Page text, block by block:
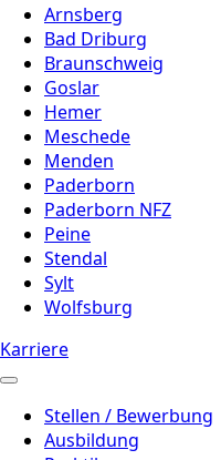
Arnsberg
Bad Driburg
Braunschweig
Goslar
Hemer
Meschede
Menden
Paderborn
Paderborn NFZ
Peine
Stendal
Sylt
Wolfsburg
Karriere
Stellen / Bewerbung
Ausbildung